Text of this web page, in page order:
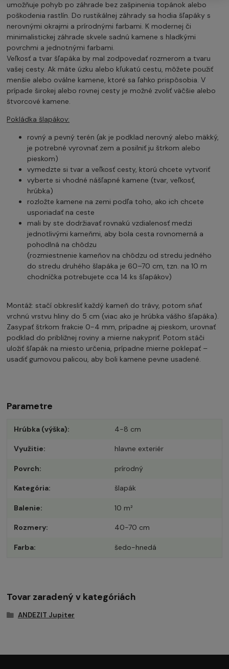
umožňuje pohyb po záhrade bez zašpinenia topánok alebo
poškodenia rastlín. Do rustikálnej záhrady sa hodia šľapáky s
nerovnými okrajmi a prírodnými farbami. K modernej či
minimalistickej záhrade skvele sadnú kamene s hladkými
povrchmi a jednotnými farbami.
Veľkosť a tvar šľapáka by mal zodpovedať rozmerom a tvaru
vašej cesty. Ak máte úzku alebo kľukatú cestu, môžete použiť
menšie alebo oválne kamene, ktoré sa ľahko prispôsobia. V
prípade širokej alebo rovnej cesty je možné zvoliť väčšie alebo
štvorcové kamene.
Pokládka šlapákov:
rovný a pevný terén (ak je podklad nerovný alebo mäkký,
je potrebné vyrovnať zem a posilniť ju štrkom alebo
pieskom)
vymedzte si tvar a veľkosť cesty, ktorú chcete vytvoriť
vyberte si vhodné nášľapné kamene (tvar, veľkosť,
hrúbka)
rozložte kamene na zemi podľa toho, ako ich chcete
usporiadať na ceste
mali by ste dodržiavať rovnakú vzdialenosť medzi
jednotlivými kameňmi, aby bola cesta rovnomerná a
pohodlná na chôdzu
(rozmiestnenie kameňov na chôdzu od stredu jedného
do stredu druhého šlapáka je 60–70 cm, tzn. na 10 m
chodníčka potrebujete cca 14 ks šľapákov)
Montáž: stačí obkresliť každý kameň do trávy, potom sňať
vrchnú vrstvu hliny do 5 cm (viac ako je hrúbka vášho šľapáka).
Zasypať štrkom frakcie 0-4 mm, prípadne aj pieskom, urovnať
podklad do približnej roviny a mierne nakypriť. Potom stáči
uložiť šľapák na miesto určenia, prípadne mierne poklepať –
usadiť gumovou palicou, aby boli kamene pevne usadené.
Parametre
Hrúbka (výška) 4-8 cm
Využitie hlavne exteriér
Povrch prírodný
Kategória šlapák
Balenie 10 m²
Rozmery 40-70 cm
Farba šedo-hnedá
Tovar zaradený v kategóriách
ANDEZIT Jupiter